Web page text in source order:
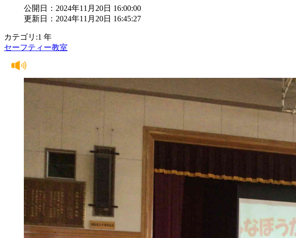
公開日：2024年11月20日 16:00:00
更新日：2024年11月20日 16:45:27
カテゴリ:1 年
セーフティー教室